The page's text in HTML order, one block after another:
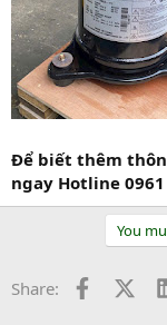
Để biết thêm
ngay Hotline 0961
You
Share: Facebook
X